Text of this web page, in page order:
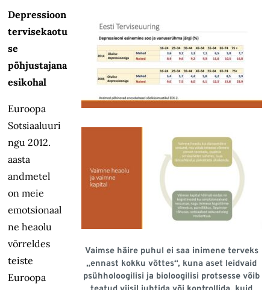
Vaimse häire puhul ei saa inimene terveks
„ennast kokku võttes“, kuna aset leidvaid
psühholoogilisi ja bioloogilisi protsesse võib
Depressioon
tervisekaotu
se
põhjustajana
esikohal
Euroopa
Sotsiaaluuri
ngu 2012.
aasta
andmetel
on meie
emotsionaal
ne heaolu
võrreldes
teiste
Euroopa